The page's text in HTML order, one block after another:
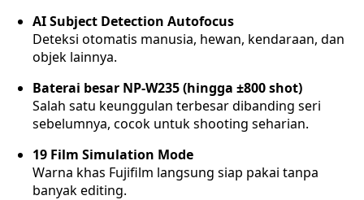
AI Subject Detection Autofocus
Deteksi otomatis manusia, hewan, kendaraan, dan
objek lainnya.
Baterai besar NP-W235 (hingga ±800 shot)
Salah satu keunggulan terbesar dibanding seri
sebelumnya, cocok untuk shooting seharian.
19 Film Simulation Mode
Warna khas Fujifilm langsung siap pakai tanpa
banyak editing.